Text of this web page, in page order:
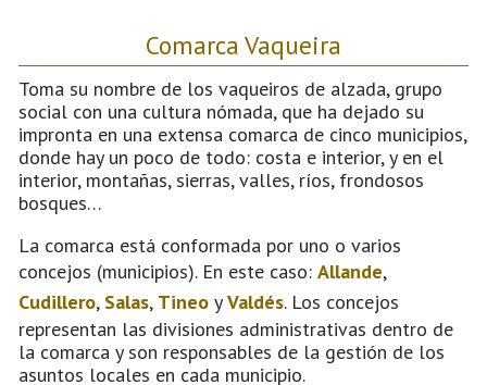
Comarca Vaqueira
Toma su nombre de los vaqueiros de alzada, grupo
social con una cultura nómada, que ha dejado su
impronta en una extensa comarca de cinco municipios,
donde hay un poco de todo: costa e interior, y en el
interior, montañas, sierras, valles, ríos, frondosos
bosques…
La comarca está conformada por uno o varios
concejos (municipios). En este caso: Allande,
Cudillero, Salas, Tineo yValdés. Los concejos
representan las divisiones administrativas dentro de
la comarca y son responsables de la gestión de los
asuntos locales en cada municipio.